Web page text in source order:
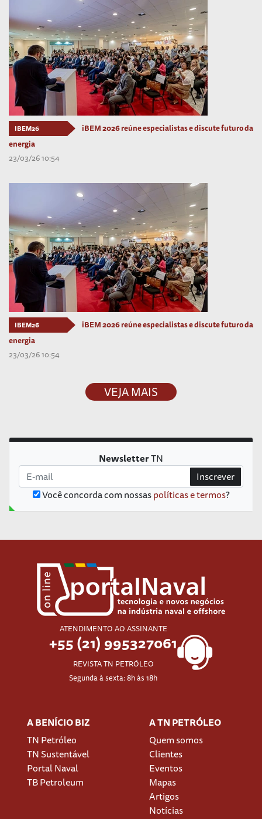
IBEM26
iBEM 2026 reúne especialistas e discute futuro da
energia
23/03/26 10:54
IBEM26
iBEM 2026 reúne especialistas e discute futuro da
energia
23/03/26 10:54
VEJA MAIS
NewsletterTN
Você concorda com nossaspolíticas e termos?
Inscrever
ATENDIMENTO AO ASSINANTE
+55 (21) 995327061
REVISTA TN PETRÓLEO
Segunda à sexta: 8h às 18h
A BENÍCIO BIZ
TN Petróleo
TN Sustentável
Portal Naval
TB Petroleum
A TN PETRÓLEO
Quem somos
Clientes
Eventos
Mapas
Artigos
Notícias